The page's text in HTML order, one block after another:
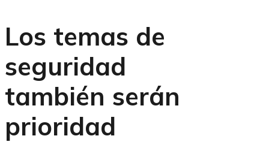
Los temas de
seguridad
también serán
prioridad